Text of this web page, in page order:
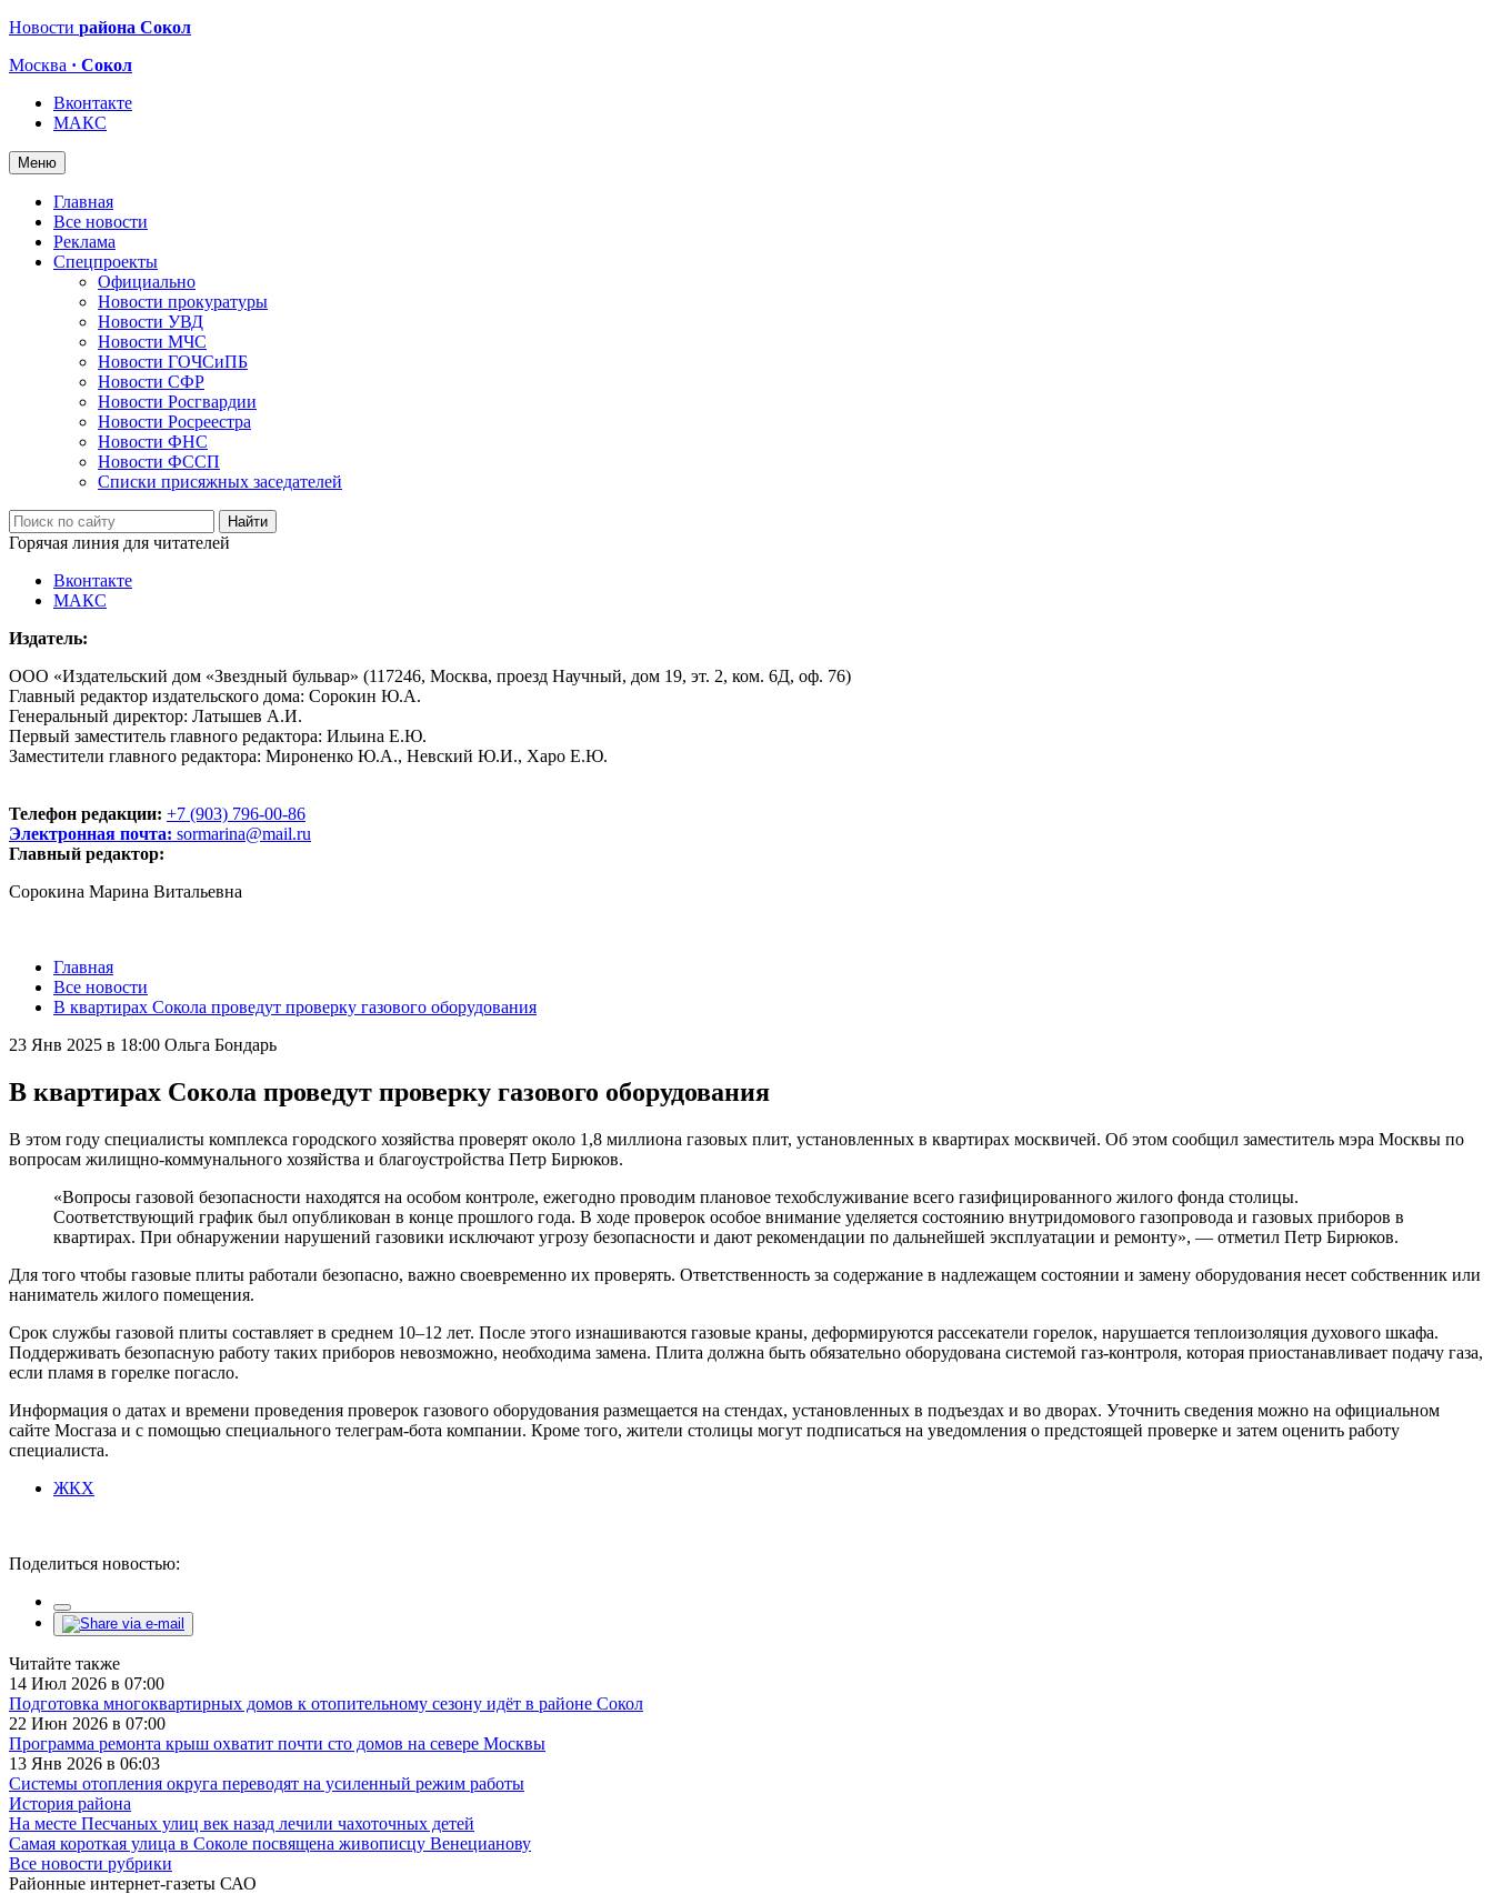
Новости района Сокол
Москва · Сокол
Вконтакте
МАКС
Меню
Главная
Все новости
Реклама
Спецпроекты
Официально
Новости прокуратуры
Новости УВД
Новости МЧС
Новости ГОЧСиПБ
Новости СФР
Новости Росгвардии
Новости Росреестра
Новости ФНС
Новости ФССП
Списки присяжных заседателей
Горячая линия для читателей
Вконтакте
МАКС
Издатель:
ООО «Издательский дом «Звездный бульвар» (117246, Москва, проезд Научный, дом 19, эт. 2, ком. 6Д, оф. 76)
Главный редактор издательского дома: Сорокин Ю.А.
Генеральный директор: Латышев А.И.
Первый заместитель главного редактора: Ильина Е.Ю.
Заместители главного редактора: Мироненко Ю.А., Невский Ю.И., Харо Е.Ю.
Телефон редакции: +7 (903) 796-00-86
Электронная почта: sormarina@mail.ru
Главный редактор:
Сорокина Марина Витальевна
Главная
Все новости
В квартирах Сокола проведут проверку газового оборудования
23 Янв 2025 в 18:00 Ольга Бондарь
В квартирах Сокола проведут проверку газового оборудования
В этом году специалисты комплекса городского хозяйства проверят около 1,8 миллиона газовых плит, установленных в квартирах москвичей. Об этом сообщил заместитель мэра Москвы по
вопросам жилищно-коммунального хозяйства и благоустройства Петр Бирюков.
«Вопросы газовой безопасности находятся на особом контроле, ежегодно проводим плановое техобслуживание всего газифицированного жилого фонда столицы.
Соответствующий график был опубликован в конце прошлого года. В ходе проверок особое внимание уделяется состоянию внутридомового газопровода и газовых приборов в
квартирах. При обнаружении нарушений газовики исключают угрозу безопасности и дают рекомендации по дальнейшей эксплуатации и ремонту», — отметил Петр Бирюков.
Для того чтобы газовые плиты работали безопасно, важно своевременно их проверять. Ответственность за содержание в надлежащем состоянии и замену оборудования несет собственник или
наниматель жилого помещения.
Срок службы газовой плиты составляет в среднем 10–12 лет. После этого изнашиваются газовые краны, деформируются рассекатели горелок, нарушается теплоизоляция духового шкафа.
Поддерживать безопасную работу таких приборов невозможно, необходима замена. Плита должна быть обязательно оборудована системой газ-контроля, которая приостанавливает подачу газа,
если пламя в горелке погасло.
Информация о датах и времени проведения проверок газового оборудования размещается на стендах, установленных в подъездах и во дворах. Уточнить сведения можно на официальном
сайте Мосгаза и с помощью специального телеграм-бота компании. Кроме того, жители столицы могут подписаться на уведомления о предстоящей проверке и затем оценить работу
специалиста.
ЖКХ
Поделиться новостью:
Читайте также
14 Июл 2026 в 07:00
Подготовка многоквартирных домов к отопительному сезону идёт в районе Сокол
22 Июн 2026 в 07:00
Программа ремонта крыш охватит почти сто домов на севере Москвы
13 Янв 2026 в 06:03
Системы отопления округа переводят на усиленный режим работы
История района
На месте Песчаных улиц век назад лечили чахоточных детей
Самая короткая улица в Соколе посвящена живописцу Венецианову
Все новости рубрики
Районные интернет-газеты САО